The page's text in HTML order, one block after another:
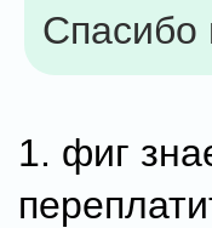
Спасибо
1. фиг